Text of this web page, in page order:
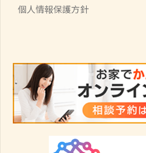
個人情報保護方針